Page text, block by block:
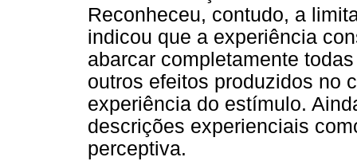
Reconheceu, contudo, a
indicou que a experiência
abarcar completamente
outros efeitos produzidos no
experiência do estímulo.
descrições experienciais
perceptiva.